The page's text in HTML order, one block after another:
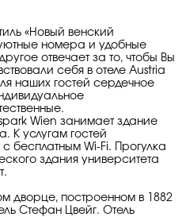
«Новый венский
номера и удобные
отвечает за то, чтобы Вы
себя в отеле Austria
наших гостей сердечное
Wien занимает здание
К услугам гостей
бесплатным Wi-Fi. Прогулка
здания университета
дворце, построенном в 1882
Стефан Цвейг. Отель